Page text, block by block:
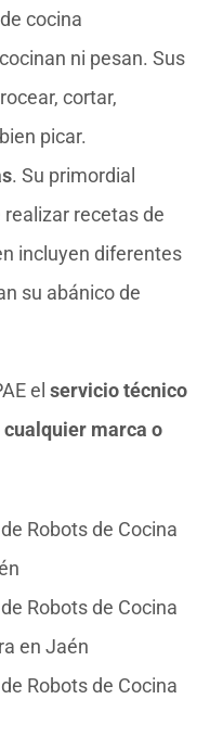
cocina
ni pesan. Sus
cortar,
picar.
. Su primordial
recetas de
incluyen diferentes
su abánico de
el servicio técnico
cualquier marca o
Robots de Cocina
Robots de Cocina
en Jaén
Robots de Cocina